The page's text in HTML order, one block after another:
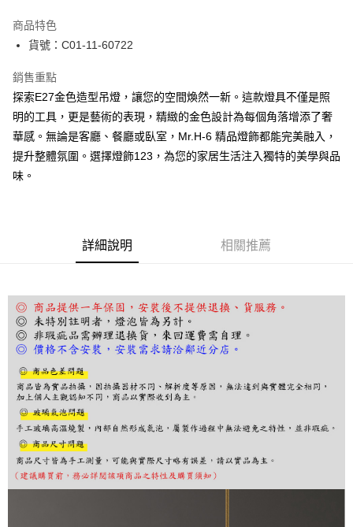
街口支付
悠遊付
Google Pay
全盈+PAY
AFTEE先享後付
相關說明
１．簡單：不需註冊會員、不需綁卡、不需儲值。
２．便利：只要手機號碼，簡訊認證，即可結帳。
３．安心：先確認商品／服務後，再付款。
【「AFTEE先享後付」結帳流程】
１．於結帳方式選擇「AFTEE先享後付」後，將跳轉至「AFTEE先享後付」
結帳頁面，進行簡訊認證並確認金額後，即可完成結帳。
２．訂單成立數日內，您將收到繳費通知簡訊。
３．收到繳費通知簡訊後14天內，點擊此簡訊中的連結，可透過四大超商／
ATM／網路銀行／等多元方式進行付款，方視為交易完成。
※ 請注意：結帳手續完成當下不需立刻繳費，但若您需要取消訂單，請聯絡
購買商品的店家。未經商家同意取消之訂單仍視為有效，需透過AFTEE先享
後付繳納相關費用。
※ 交易是否成功請以「AFTEE先享後付 」之結帳頁面顯示為準，若有關於
是否繳費成功／繳費後需取消欲退款等相關疑問，請聯繫「AFTEE先享後付
客戶支援中心」https://netprotections.freshdesk.com/support/home
【注意事項】
１．透過由恩沛科技股份有限公司提供之「AFTEE先享後付」服務完成之交
商品特色
貨號：C01-11-60722
銷售重點
探索E27金色造型吊燈，讓您的空間煥然一新。這款燈具不僅是照
明的工具，更是藝術的表現，精緻的金色設計為每個角落增添了奢
華感。無論是客廳、餐廳或臥室，Mr.H-6 精品燈飾都能完美融入，
提升整體氛圍。選擇燈飾123，為您的家居生活注入獨特的美學與品
味。
詳細說明 相關推薦